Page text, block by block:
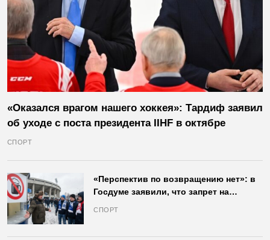
«Оказался врагом нашего хоккея»: Тардиф заявил
об уходе с поста президента IIHF в октябре
СПОРТ
«Перспектив по возвращению нет»: в
Госдуме заявили, что запрет на
СПОРТ